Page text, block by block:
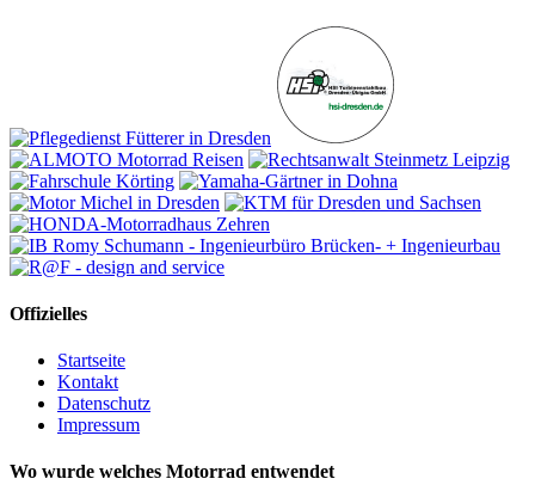
Offizielles
Startseite
Kontakt
Datenschutz
Impressum
Wo wurde welches Motorrad entwendet